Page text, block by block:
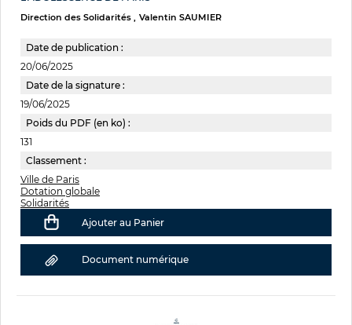
Direction des Solidarités Valentin SAUMIER
Date de publication :
20/06/2025
Date de la signature :
19/06/2025
Poids du PDF (en ko) :
131
Classement :
Ville de Paris
Dotation globale
Solidarités
Ajouter au Panier
Document numérique